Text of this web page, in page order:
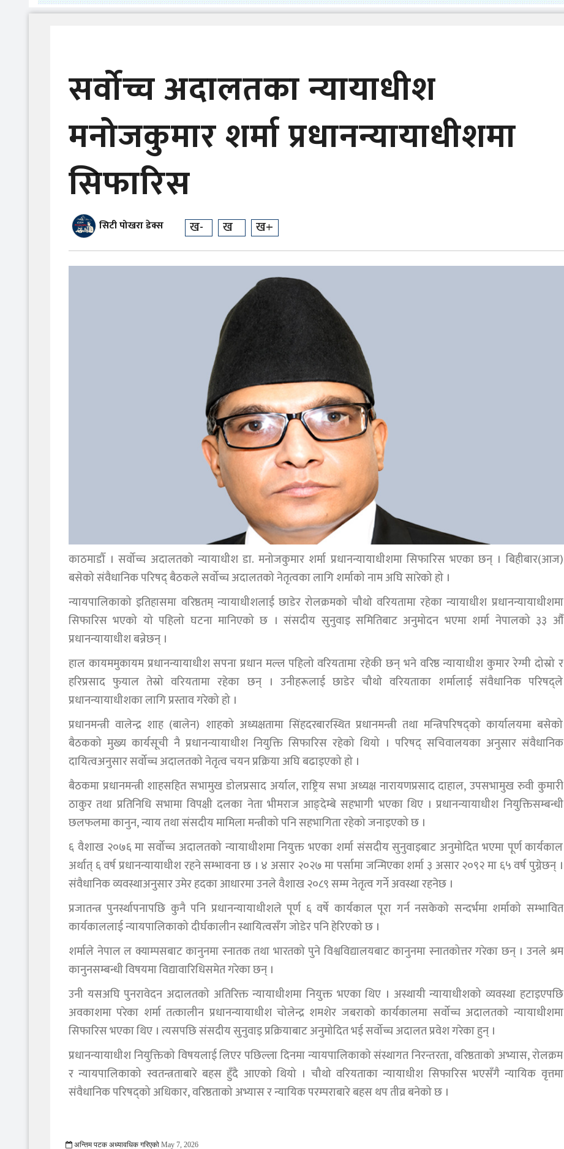
सर्वोच्च अदालतका न्यायाधीश
मनोजकुमार शर्मा प्रधानन्यायाधीशमा
सिफारिस
सिटी पोखरा डेक्स ख- ख ख+
काठमाडौँ । सर्वोच्च अदालतको न्यायाधीश डा. मनोजकुमार शर्मा प्रधानन्यायाधीशमा सिफारिस भएका छन् । बिहीबार(आज)
बसेको संवैधानिक परिषद् बैठकले सर्वोच्च अदालतको नेतृत्वका लागि शर्माको नाम अघि सारेको हो ।
न्यायपालिकाको इतिहासमा वरिष्ठतम् न्यायाधीशलाई छाडेर रोलक्रमको चौथो वरियतामा रहेका न्यायाधीश प्रधानन्यायाधीशमा
सिफारिस भएको यो पहिलो घटना मानिएको छ । संसदीय सुनुवाइ समितिबाट अनुमोदन भएमा शर्मा नेपालको ३३ औँ
प्रधानन्यायाधीश बन्नेछन् ।
हाल कायममुकायम प्रधानन्यायाधीश सपना प्रधान मल्ल पहिलो वरियतामा रहेकी छन् भने वरिष्ठ न्यायाधीश कुमार रेग्मी दोस्रो र
हरिप्रसाद फुयाल तेस्रो वरियतामा रहेका छन् । उनीहरूलाई छाडेर चौथो वरियताका शर्मालाई संवैधानिक परिषद्ले
प्रधानन्यायाधीशका लागि प्रस्ताव गरेको हो ।
प्रधानमन्त्री वालेन्द्र शाह (बालेन) शाहको अध्यक्षतामा सिंहदरबारस्थित प्रधानमन्त्री तथा मन्त्रिपरिषद्को कार्यालयमा बसेको
बैठकको मुख्य कार्यसूची नै प्रधानन्यायाधीश नियुक्ति सिफारिस रहेको थियो । परिषद् सचिवालयका अनुसार संवैधानिक
दायित्वअनुसार सर्वोच्च अदालतको नेतृत्व चयन प्रक्रिया अघि बढाइएको हो ।
बैठकमा प्रधानमन्त्री शाहसहित सभामुख डोलप्रसाद अर्याल, राष्ट्रिय सभा अध्यक्ष नारायणप्रसाद दाहाल, उपसभामुख रुवी कुमारी
ठाकुर तथा प्रतिनिधि सभामा विपक्षी दलका नेता भीमराज आङ्देम्बे सहभागी भएका थिए । प्रधानन्यायाधीश नियुक्तिसम्बन्धी
छलफलमा कानुन, न्याय तथा संसदीय मामिला मन्त्रीको पनि सहभागिता रहेको जनाइएको छ ।
६ वैशाख २०७६ मा सर्वोच्च अदालतको न्यायाधीशमा नियुक्त भएका शर्मा संसदीय सुनुवाइबाट अनुमोदित भएमा पूर्ण कार्यकाल
अर्थात् ६ वर्ष प्रधानन्यायाधीश रहने सम्भावना छ । ४ असार २०२७ मा पर्सामा जन्मिएका शर्मा ३ असार २०९२ मा ६५ वर्ष पुग्नेछन् ।
संवैधानिक व्यवस्थाअनुसार उमेर हदका आधारमा उनले वैशाख २०८९ सम्म नेतृत्व गर्ने अवस्था रहनेछ ।
प्रजातन्त्र पुनर्स्थापनापछि कुनै पनि प्रधानन्यायाधीशले पूर्ण ६ वर्षे कार्यकाल पूरा गर्न नसकेको सन्दर्भमा शर्माको सम्भावित
कार्यकाललाई न्यायपालिकाको दीर्घकालीन स्थायित्वसँग जोडेर पनि हेरिएको छ ।
शर्माले नेपाल ल क्याम्पसबाट कानुनमा स्नातक तथा भारतको पुने विश्वविद्यालयबाट कानुनमा स्नातकोत्तर गरेका छन् । उनले श्रम
कानुनसम्बन्धी विषयमा विद्यावारिधिसमेत गरेका छन् ।
उनी यसअघि पुनरावेदन अदालतको अतिरिक्त न्यायाधीशमा नियुक्त भएका थिए । अस्थायी न्यायाधीशको व्यवस्था हटाइएपछि
अवकाशमा परेका शर्मा तत्कालीन प्रधानन्यायाधीश चोलेन्द्र शमशेर जबराको कार्यकालमा सर्वोच्च अदालतको न्यायाधीशमा
सिफारिस भएका थिए । त्यसपछि संसदीय सुनुवाइ प्रक्रियाबाट अनुमोदित भई सर्वोच्च अदालत प्रवेश गरेका हुन् ।
प्रधानन्यायाधीश नियुक्तिको विषयलाई लिएर पछिल्ला दिनमा न्यायपालिकाको संस्थागत निरन्तरता, वरिष्ठताको अभ्यास, रोलक्रम
र न्यायपालिकाको स्वतन्त्रताबारे बहस हुँदै आएको थियो । चौथो वरियताका न्यायाधीश सिफारिस भएसँगै न्यायिक वृत्तमा
संवैधानिक परिषद्को अधिकार, वरिष्ठताको अभ्यास र न्यायिक परम्पराबारे बहस थप तीव्र बनेको छ ।
अन्तिम पटक अध्यावधिक गरिएको May 7, 2026